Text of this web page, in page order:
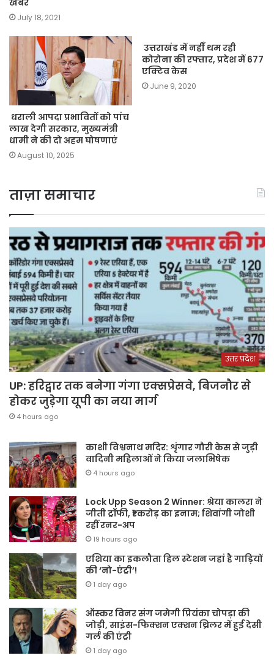
July 18, 2021
धराली आपदा प्रभावितों को पांच
लाख देगी सरकार, मुख्यमंत्री
धामी ने की दो अहम घोषणाएं
August 10, 2025
उत्तराखंड में नहीँ थम रही
कोरोना की रफ्तार, प्रदेश में 677
एक्टिव केस
June 9, 2020
ताज़ा समाचार
उत्तर प्रदेश
UP: हरिद्वार तक बनेगा गंगा एक्सप्रेसवे, बिजनौर से
होकर जुड़ेगा यूपी का नया मार्ग
4 hours ago
काशी विश्वनाथ मदिर: शृंगार गौरी केस से जुड़ी
वादिनी महिलाओं ने किया जलाभिषेक
4 hours ago
Lock Upp Season 2 Winner: श्रेया कालरा ने
जीती ट्रॉफी, ₹1 करोड़ का इनाम; शिवांगी जोशी
रहीं रनर-अप
19 hours ago
एशिया का इकलौता हिल स्टेशन जहां है गाड़ियों
की ‘नो-एंट्री’!
1 day ago
ऑस्कर विनर संग जमेगी प्रियंका चोपड़ा की
जोड़ी, साइंस-फिक्शन एक्शन थ्रिलर में हुई देसी
गर्ल की एंट्री
1 day ago